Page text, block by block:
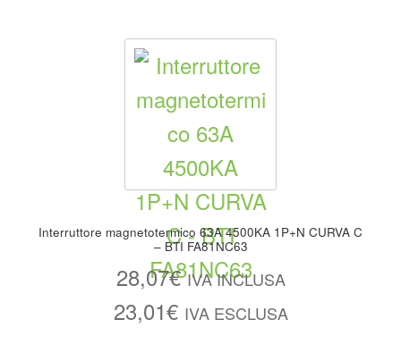
Interruttore magnetotermico 63A 4500KA 1P+N CURVA C
– BTI FA81NC63
28,07€ IVA INCLUSA
23,01€ IVA ESCLUSA